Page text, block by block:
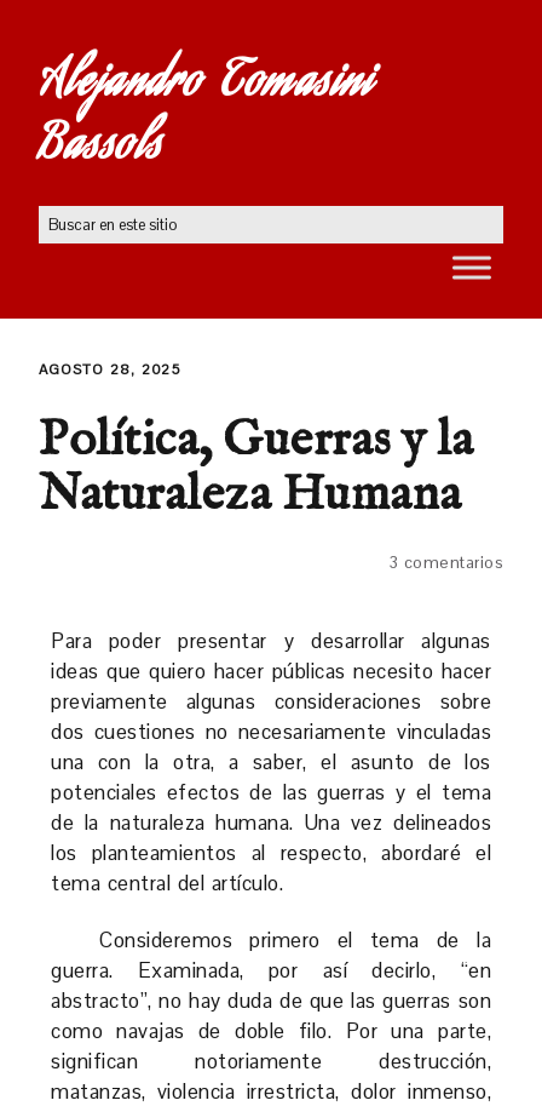
Alejandro Tomasini
Bassols
AGOSTO 28, 2025
Política, Guerras y la
Naturaleza Humana
3 comentarios
Para poder presentar y desarrollar algunas
ideas que quiero hacer públicas necesito hacer
previamente algunas consideraciones sobre
dos cuestiones no necesariamente vinculadas
una con la otra, a saber, el asunto de los
potenciales efectos de las guerras y el tema
de la naturaleza humana. Una vez delineados
los planteamientos al respecto, abordaré el
tema central del artículo.
Consideremos primero el tema de la
guerra. Examinada, por así decirlo, “en
abstracto”, no hay duda de que las guerras son
como navajas de doble filo. Por una parte,
significan notoriamente destrucción,
matanzas, violencia irrestricta, dolor inmenso,